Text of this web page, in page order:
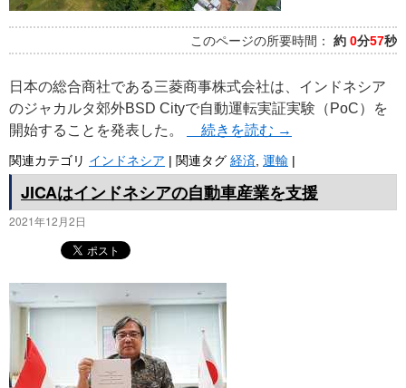
このページの所要時間： 約 0分57秒
日本の総合商社である三菱商事株式会社は、インドネシア
のジャカルタ郊外BSD Cityで自動運転実証実験（PoC）を
開始することを発表した。
続きを読む →
関連カテゴリ インドネシア | 関連タグ 経済 運輸 |
JICAはインドネシアの自動車産業を支援
2021年12月2日